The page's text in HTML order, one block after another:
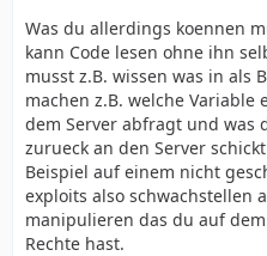
Was du allerdings koennen
kann Code lesen ohne ihn
musst z.B. wissen was in als
machen z.B. welche Variable
dem Server abfragt und was
zurueck an den Server
Beispiel auf einem nicht
exploits also schwachstellen
manipulieren das du auf
Rechte hast.